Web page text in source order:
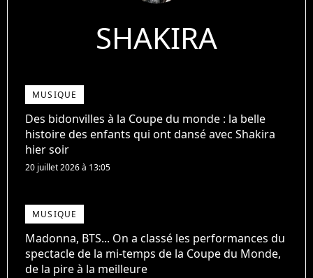
SHAKIRA
MUSIQUE
Des bidonvilles à la Coupe du monde : la belle
histoire des enfants qui ont dansé avec Shakira
hier soir
20 juillet 2026 à 13:05
MUSIQUE
Madonna, BTS... On a classé les performances du
spectacle de la mi-temps de la Coupe du Monde,
de la pire à la meilleure